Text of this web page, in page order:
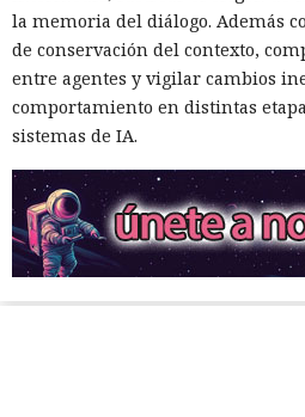
la memoria del diálogo. Además
de conservación del contexto,
entre agentes y vigilar cambios
comportamiento en distintas
sistemas de IA.